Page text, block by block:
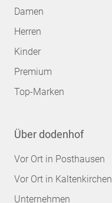
Damen
Herren
Kinder
Premium
Top-Marken
Über dodenhof
Vor Ort in Posthausen
Vor Ort in Kaltenkirchen
Unternehmen